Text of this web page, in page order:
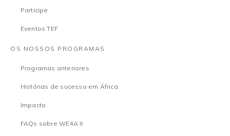
Participe
Eventos TEF
OS NOSSOS PROGRAMAS
Programas anteriores
Histórias de sucesso em África
Impacto
FAQs sobre WE4A II